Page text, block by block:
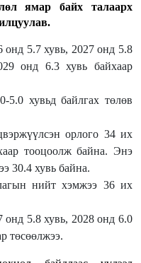
ямар байх талаарх
онд 5.7 хувь, 2027 онд 5.8
онд 6.3 хувь байхаар
хувьд байлгах төлөв
орлого 34 их
тооцоолж байна. Энэ
30.4 хувь байна.
нийт хэмжээ 36 их
онд 5.8 хувь, 2028 онд 6.0
төсөөлжээ.